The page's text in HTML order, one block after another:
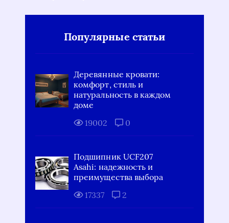
Популярные статьи
Деревянные кровати:
комфорт, стиль и
натуральность в каждом
доме
19002
0
Подшипник UCF207
Asahi: надежность и
преимущества выбора
17337
2